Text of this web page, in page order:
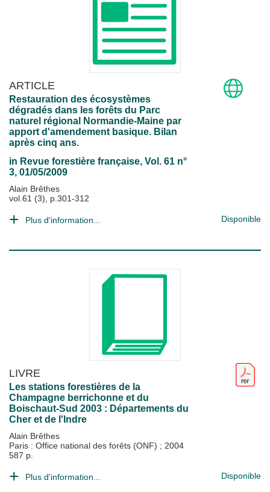
ARTICLE
Restauration des écosystèmes
dégradés dans les forêts du Parc
naturel régional Normandie-Maine par
apport d'amendement basique. Bilan
après cinq ans.
in Revue forestière française, Vol. 61 n°
3, 01/05/2009
Alain Brêthes
vol.61 (3), p.301-312
Plus d'information... Disponible
LIVRE
Les stations forestières de la
Champagne berrichonne et du
Boischaut-Sud 2003 : Départements du
Cher et de l'Indre
Alain Brêthes
Paris : Office national des forêts (ONF) ; 2004
587 p.
Plus d'information... Disponible